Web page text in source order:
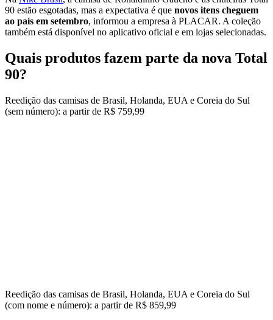
90 estão esgotadas, mas a expectativa é que novos itens cheguem
ao país em setembro, informou a empresa à PLACAR. A coleção
também está disponível no aplicativo oficial e em lojas selecionadas.
Quais produtos fazem parte da nova Total
90?
Reedição das camisas de Brasil, Holanda, EUA e Coreia do Sul
(sem número): a partir de R$ 759,99
Reedição das camisas de Brasil, Holanda, EUA e Coreia do Sul
(com nome e número): a partir de R$ 859,99